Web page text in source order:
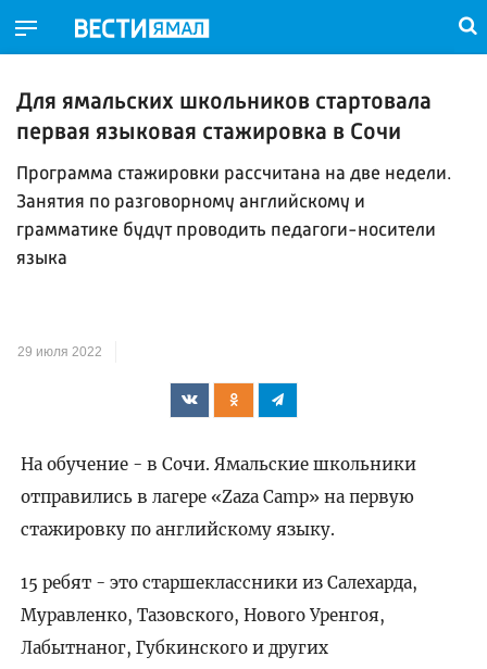
Для ямальских школьников стартовала
первая языковая стажировка в Сочи
Программа стажировки рассчитана на две недели.
Занятия по разговорному английскому и
грамматике будут проводить педагоги-носители
языка
29 июля 2022
На обучение - в Сочи. Ямальские школьники
отправились в лагере «Zaza Camp» на первую
стажировку по английскому языку.
15 ребят - это старшеклассники из Салехарда,
Муравленко, Тазовского, Нового Уренгоя,
Лабытнаног, Губкинского и других